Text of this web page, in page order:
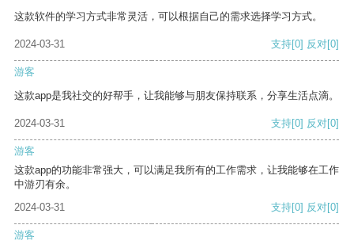
这款软件的学习方式非常灵活，可以根据自己的需求选择学习方式。
2024-03-31 支持[0] 反对[0]
游客
这款app是我社交的好帮手，让我能够与朋友保持联系，分享生活点滴。
2024-03-31 支持[0] 反对[0]
游客
这款app的功能非常强大，可以满足我所有的工作需求，让我能够在工作
中游刃有余。
2024-03-31
支持[0] 反对[0]
游客